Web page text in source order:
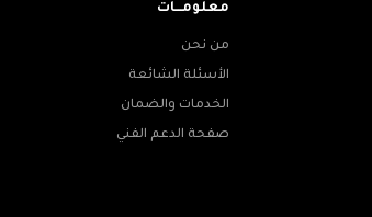
معلومـــات
من نحن
الأسئلة الشائعة
الخدمات والضمان
صفحة الدعم الفني